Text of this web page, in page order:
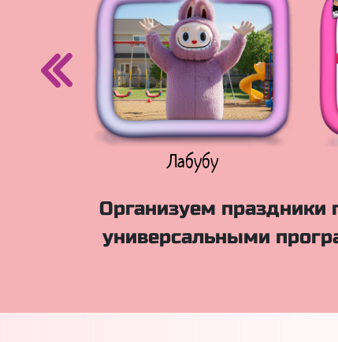
Лабубу
Организуем праздники
универсальными